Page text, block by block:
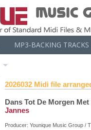
MP3-BACKING TRACKS
2026032 Midi file
Dans Tot De Morgen
Jannes
Producer: Younique Music Group /